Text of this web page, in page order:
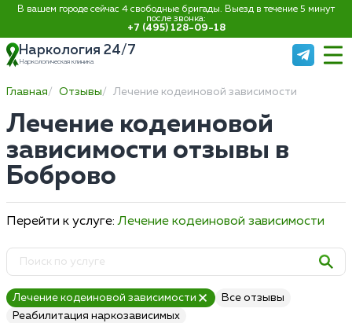
В вашем городе сейчас 4 свободные бригады. Выезд в течение 5 минут
после звонка:
+7 (495) 128-09-18
Наркология 24/7
Наркологическая клиника
Главная Отзывы Лечение кодеиновой зависимости
Лечение кодеиновой
зависимости отзывы в
Боброво
Перейти к услуге:Лечение кодеиновой зависимости
Лечение кодеиновой зависимости
Все отзывы
Реабилитация наркозависимых